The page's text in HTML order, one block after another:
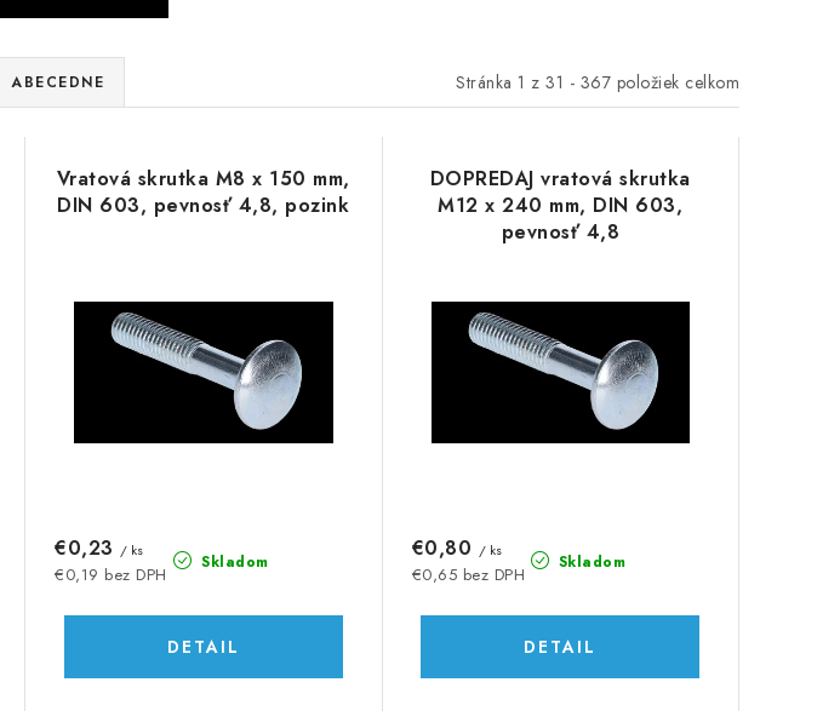
Stránka 1 z 31 - 367 položiek celkom
ABECEDNE
Vratová skrutka M8 x 150 mm,
DIN 603, pevnosť 4,8, pozink
Skladom
€0,19 bez DPH
€0,23 / ks
DETAIL
DOPREDAJ vratová skrutka
M12 x 240 mm, DIN 603,
pevnosť 4,8
Skladom
€0,65 bez DPH
€0,80 / ks
DETAIL